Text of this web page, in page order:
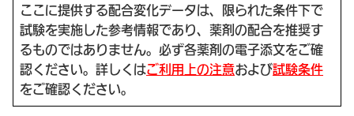
ここに提供する配合変化データは、限られた条件下で
試験を実施した参考情報であり、薬剤の配合を推奨す
るものではありません。必ず各薬剤の電子添文をご確
認ください。詳しくはご利用上の注意および試験条件
をご確認ください。